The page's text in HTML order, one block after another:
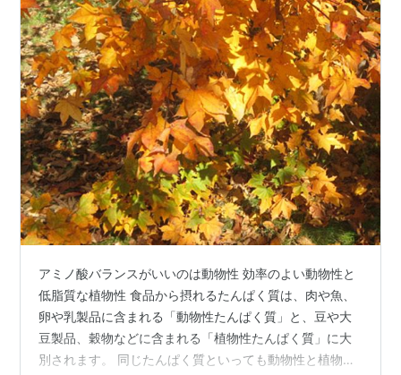
アミノ酸バランスがいいのは動物性 効率のよい動物性と
低脂質な植物性 食品から摂れるたんぱく質は、肉や魚、
卵や乳製品に含まれる「動物性たんぱく質」と、豆や大
豆製品、穀物などに含まれる「植物性たんぱく質」に大
別されます。 同じたんぱく質といっても動物性と植物性